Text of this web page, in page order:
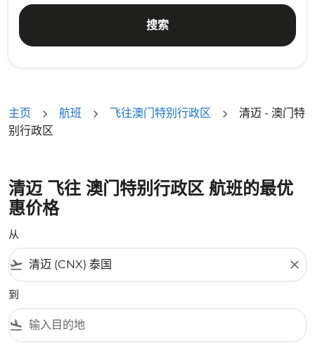
搜索
主页 航班 飞往澳门特别行政区
清迈 - 澳门特
别行政区
清迈 飞往 澳门特别行政区 航班的最优
惠价格
从
flight_takeoff close
到
flight_land